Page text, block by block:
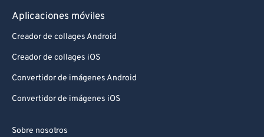
Aplicaciones móviles
Creador de collages Android
Creador de collages iOS
Convertidor de imágenes Android
Convertidor de imágenes iOS
Sobre nosotros